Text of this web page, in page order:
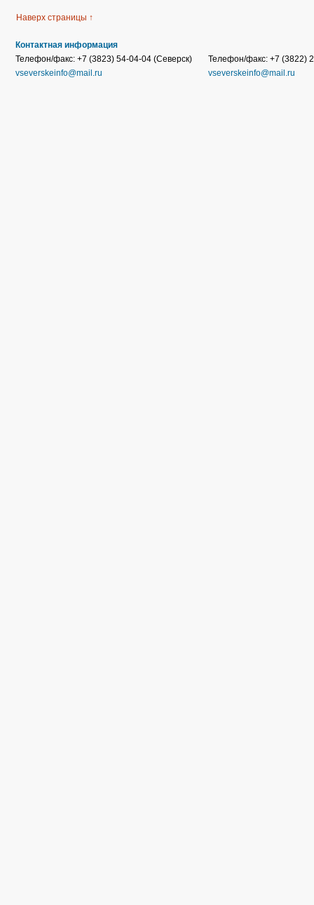
Наверх страницы ↑
Контактная информация
Телефон/факс: +7 (3823) 54-04-04 (Северск)
vseverskeinfo@mail.ru
Телефон/факс: +7 (3822)
vseverskeinfo@mail.ru